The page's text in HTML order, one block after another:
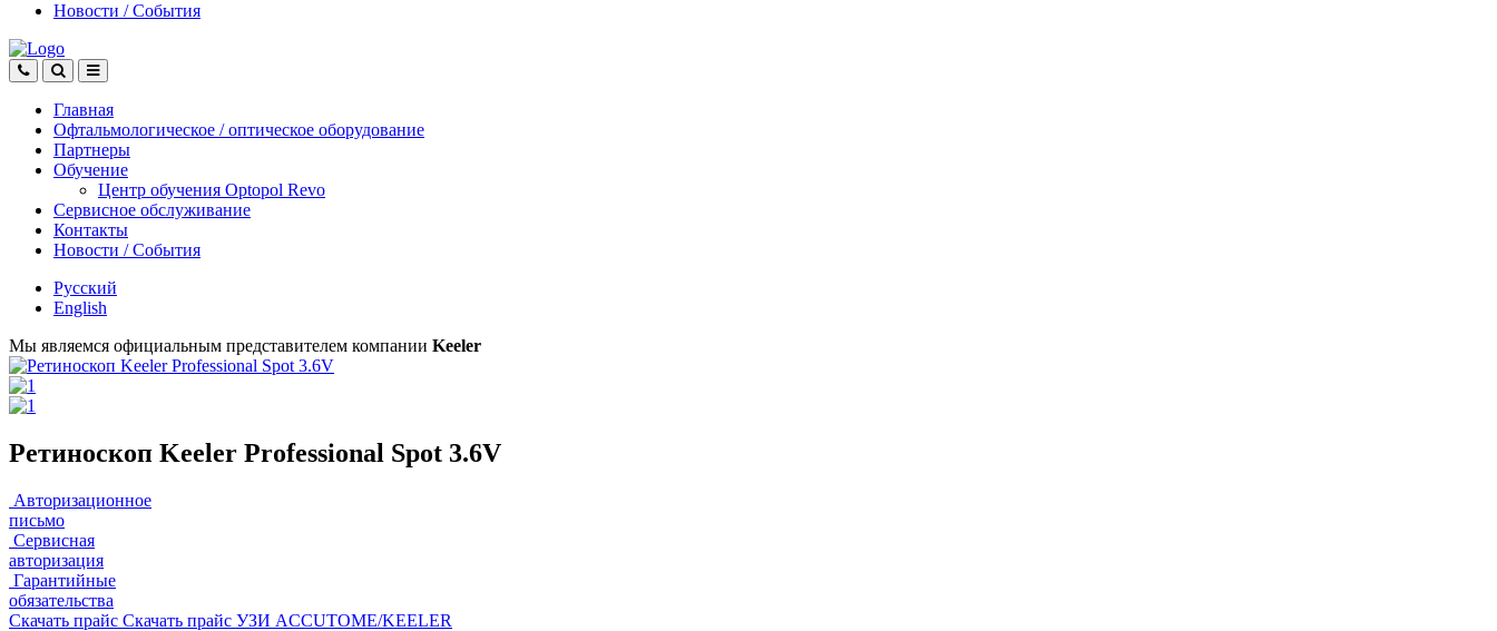
Новости / События
Главная
Офтальмологическое / оптическое оборудование
Партнеры
Обучение
Центр обучения Оptopol Revo
Сервисное обслуживание
Контакты
Новости / События
Русский
English
Мы являемся официальным представителем компании Keeler
Ретиноскоп Keeler Professional Spot 3.6V
Авторизационное
письмо
Сервисная
авторизация
Гарантийные
обязательства
Скачать прайс Скачать прайс УЗИ ACCUTOME/KEELER